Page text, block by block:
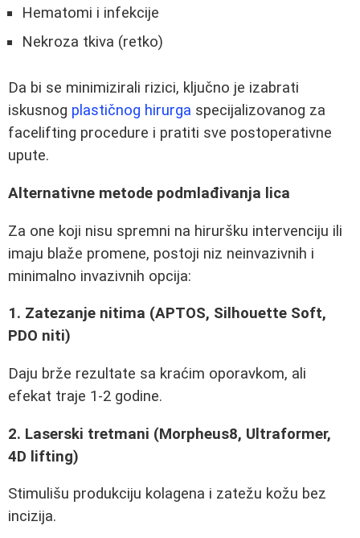
Hematomi i infekcije
Nekroza tkiva (retko)
Da bi se minimizirali rizici, ključno je izabrati
iskusnog plastičnog hirurga specijalizovanog za
facelifting procedure i pratiti sve postoperativne
upute.
Alternativne metode podmlađivanja lica
Za one koji nisu spremni na hiruršku intervenciju ili
imaju blaže promene, postoji niz neinvazivnih i
minimalno invazivnih opcija:
1. Zatezanje nitima (APTOS, Silhouette Soft,
PDO niti)
Daju brže rezultate sa kraćim oporavkom, ali
efekat traje 1-2 godine.
2. Laserski tretmani (Morpheus8, Ultraformer,
4D lifting)
Stimulišu produkciju kolagena i zatežu kožu bez
incizija.